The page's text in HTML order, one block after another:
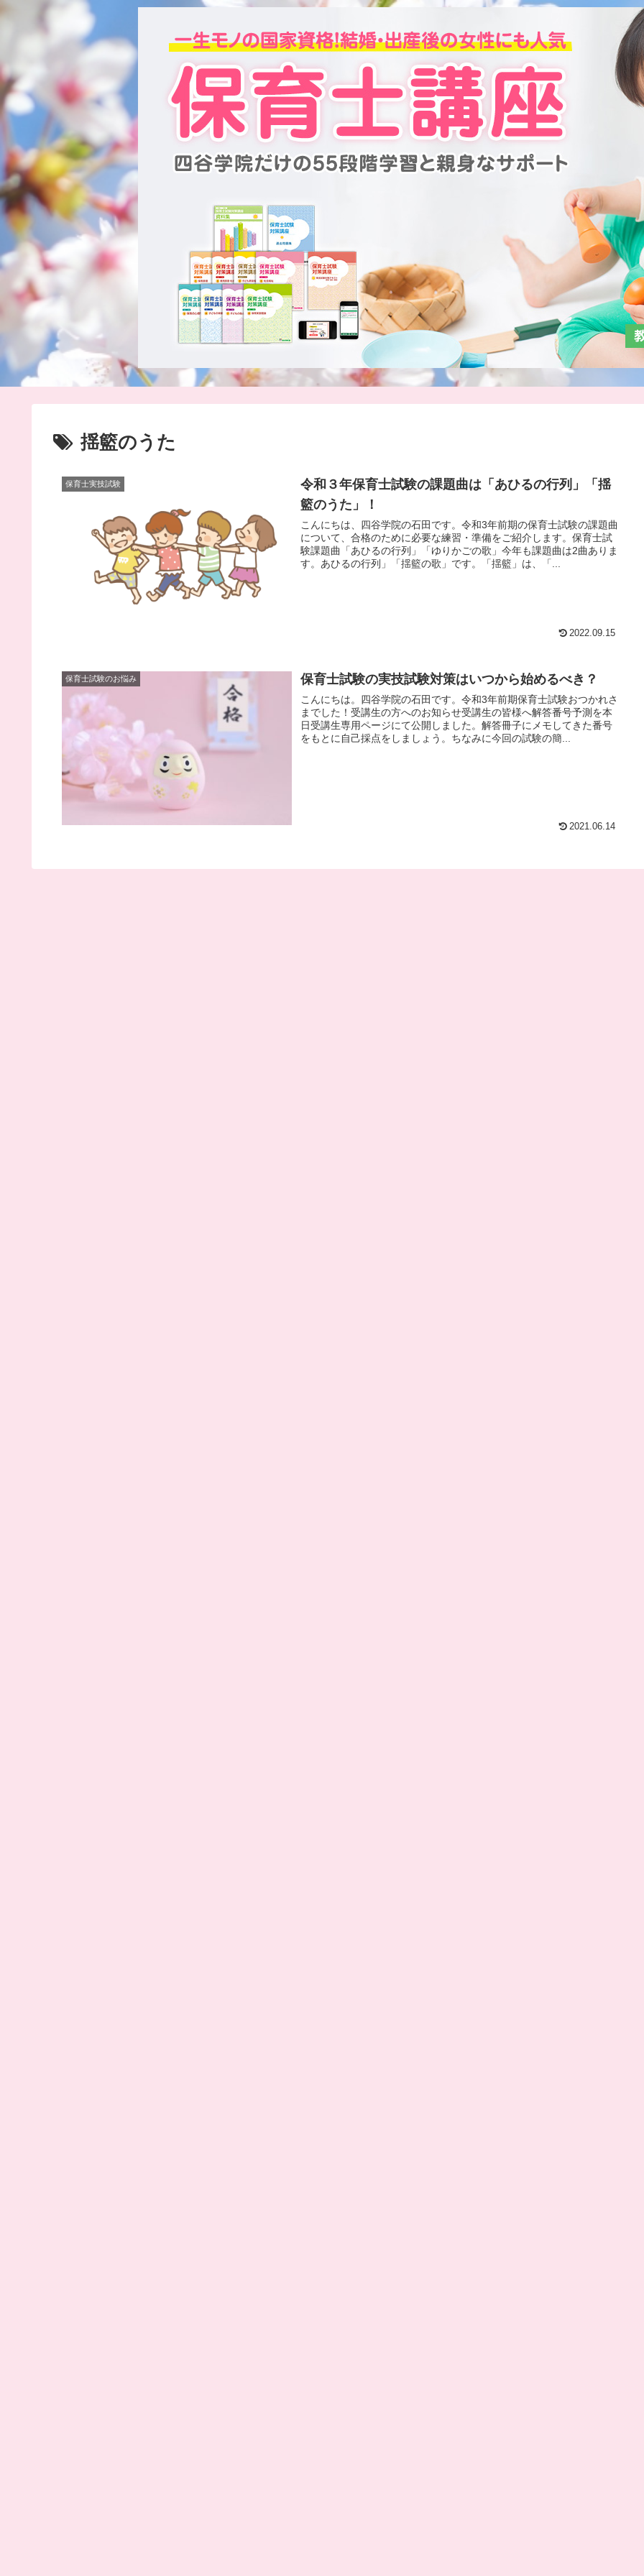
揺籃のうた
保育士実技試験
令和３年保育士試験の課題曲は「あひるの行列」「揺
籃のうた」！
こんにちは、四谷学院の石田です。令和3年前期の保育士試験の課題曲
について、合格のために必要な練習・準備をご紹介します。保育士試
験課題曲「あひるの行列」「ゆりかごの歌」今年も課題曲は2曲ありま
す。あひるの行列」「揺籃の歌」です。「揺籃」は、「...
2022.09.15
保育士試験のお悩み 保育士試験の実技試験対策はいつから始めるべき？
こんにちは。四谷学院の石田です。令和3年前期保育士試験おつかれさ
までした！受講生の方へのお知らせ受講生の皆様へ解答番号予測を本
日受講生専用ページにて公開しました。解答冊子にメモしてきた番号
をもとに自己採点をしましょう。ちなみに今回の試験の簡...
2021.06.14